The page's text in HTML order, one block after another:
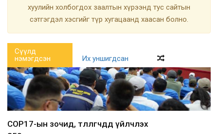
хуулийн холбогдох заалтын хүрээнд тус сайтын
сэтгэгдэл хэсгийг түр хугацаанд хаасан болно.
Сүүлд
нэмэгдсэн
Их уншигдсан
COP17-ын зочид, төлөөлөгчдөд үйлчлэх